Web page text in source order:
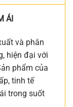
ÁI
và phân
hiện đại với
phẩm của
tinh tế
trong suốt